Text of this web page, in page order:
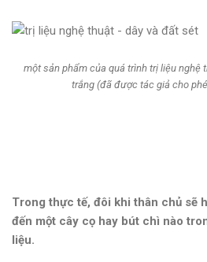
một sản phẩm của quá trình trị liệu nghệ
trắng (đã được tác giả cho
Trong thực tế, đôi khi thân chủ sẽ
đến một cây cọ hay bút chì nào
liệu.